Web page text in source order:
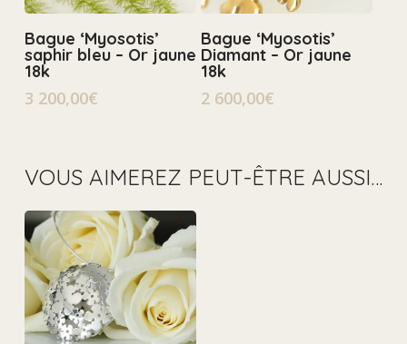
Select Options
Bague ‘Myosotis’
saphir bleu – Or jaune
18k
3 200,00€
Select Options
Bague ‘Myosotis’
Diamant – Or jaune
18k
2 600,00€
VOUS AIMEREZ PEUT-ÊTRE AUSSI…